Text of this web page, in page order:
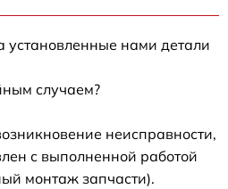
установленные нами детали
случаем?
неисправности,
с выполненной работой
монтаж запчасти).